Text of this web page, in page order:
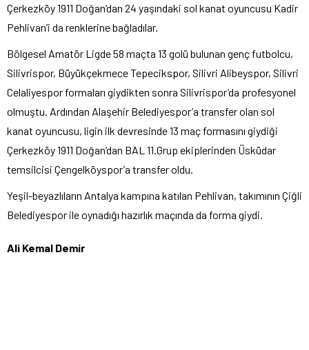
Çerkezköy 1911 Doğan’dan 24 yaşındaki sol kanat oyuncusu Kadir
Pehlivan’i da renklerine bağladılar.
Bölgesel Amatör Ligde 58 maçta 13 golü bulunan genç futbolcu,
Silivrispor, Büyükçekmece Tepecikspor, Silivri Alibeyspor, Silivri
Celaliyespor formaları giydikten sonra Silivrispor’da profesyonel
olmuştu. Ardından Alaşehir Belediyespor’a transfer olan sol
kanat oyuncusu, ligin ilk devresinde 13 maç formasını giydiği
Çerkezköy 1911 Doğan’dan BAL 11.Grup ekiplerinden Üsküdar
temsilcisi Çengelköyspor’a transfer oldu.
Yeşil-beyazlıların Antalya kampına katılan Pehlivan, takımının Çiğli
Belediyespor ile oynadığı hazırlık maçında da forma giydi.
Ali Kemal Demir